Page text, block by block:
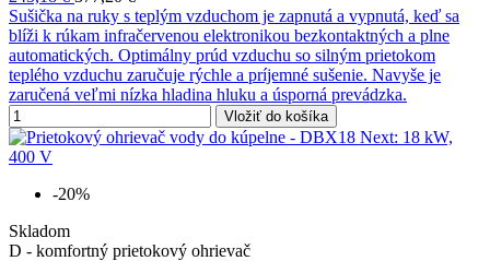
Sušička na ruky s teplým vzduchom je zapnutá a vypnutá, keď sa
blíži k rúkam infračervenou elektronikou bezkontaktných a plne
automatických. Optimálny prúd vzduchu so silným prietokom
teplého vzduchu zaručuje rýchle a príjemné sušenie. Navyše je
zaručená veľmi nízka hladina hluku a úsporná prevádzka.
Vložiť do košíka
-20%
Skladom
D - komfortný prietokový ohrievač